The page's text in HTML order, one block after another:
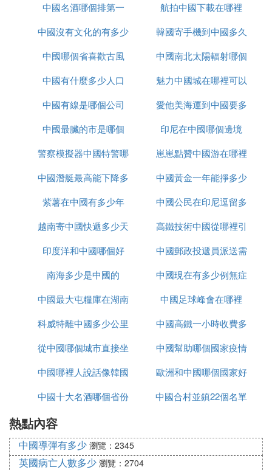
少錢
中國名酒哪個排第一
航拍中國下載在哪裡
中國沒有文化的有多少
韓國寄手機到中國多久
中國哪個省喜歡古風
中國南北太陽輻射哪個
大
中國有什麼多少人口
魅力中國城在哪裡可以
看
中國有線是哪個公司
愛他美海運到中國要多
久
中國最臟的市是哪個
印尼在中國哪個邊境
警察模擬器中國特警哪
裡下載
崽崽點贊中國游在哪裡
中國潛艇最高能下降多
少米
中國黃金一年能掙多少
錢
紫薯在中國有多少年
中國公民在印尼逗留多
久
越南寄中國快遞多少天
高鐵技術中國從哪裡引
進
印度洋和中國哪個好
中國郵政投遞員派送需
要多久
南海多少是中國的
中國現在有多少例無症
狀感染者
中國最大屯糧庫在湖南
哪裡
中國足球峰會在哪裡
科威特離中國多少公里
中國高鐵一小時收費多
少
從中國哪個城市直接坐
大巴去越南
中國幫助哪個國家疫情
中國哪裡人說話像韓國
話
歐洲和中國哪個國家好
玩
中國十大名酒哪個省份
中國合村並鎮22個名單
熱點內容
中國導彈有多少 瀏覽：2345
英國病亡人數多少 瀏覽：2704